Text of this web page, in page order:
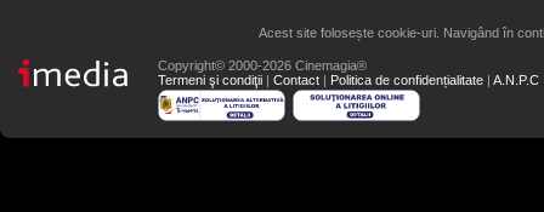
Acest site folosește cookie-uri. Navigând în
Copyright© 2000-2026 Cinemagia®
Termeni şi condiţii | Contact | Politica de confidențialitate | A.N.P.C